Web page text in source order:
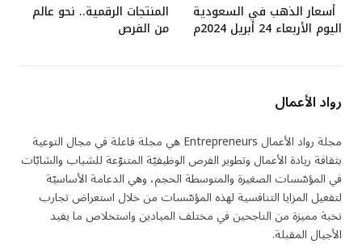
أسعار الذهب في السعودية
اليوم الأربعاء 24 أبريل 2024م
المنتجات الرقمية.. نحو عالم
من الفرص
رواد الأعمال
مجلة رواد الأعمال Entrepreneurs هي مجلة فاعلة في مجال التوعية
بثقافة ريادة الأعمال وتطوير الفرص الوظيفيّة المتنوّعة للشباب والشابّات
في المؤسّسات الصغيرة والمتوسطة الحجم، وهي الدعامة الأساسيّة
لتفعيل المزايا التنافسية لهذه المؤسّسات من خلال استعراض تجارب
نخبة مميزة من الناجحين في مختلف الميادين واستخلاص ما يفيد
الأجيال المقبلة.